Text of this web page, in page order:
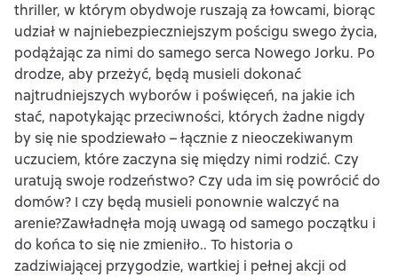
thriller, w którym obydwoje ruszają za łowcami, biorąc
udział w najniebezpieczniejszym pościgu swego życia,
podążając za nimi do samego serca Nowego Jorku. Po
drodze, aby przeżyć, będą musieli dokonać
najtrudniejszych wyborów i poświęceń, na jakie ich
stać, napotykając przeciwności, których żadne nigdy
by się nie spodziewało – łącznie z nieoczekiwanym
uczuciem, które zaczyna się między nimi rodzić. Czy
uratują swoje rodzeństwo? Czy uda im się powrócić do
domów? I czy będą musieli ponownie walczyć na
arenie?Zawładnęła moją uwagą od samego początku i
do końca to się nie zmieniło.. To historia o
zadziwiającej przygodzie, wartkiej i pełnej akcji od